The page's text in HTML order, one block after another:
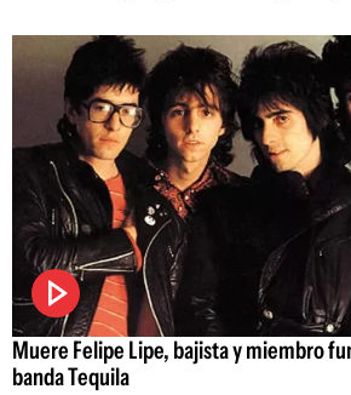
Muere Felipe Lipe, bajista y miembro
banda Tequila